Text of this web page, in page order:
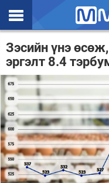
Эхлэл
Цаг агаар
Валют ханш
Улс төр
Эдийн засаг
Үзэл бодол
Зэсийн үнэ
эргэлт 8.4